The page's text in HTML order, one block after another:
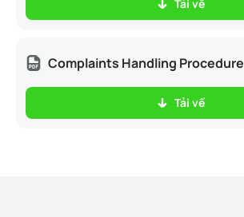
Tải về
Complaints Handling Procedure
Tải về